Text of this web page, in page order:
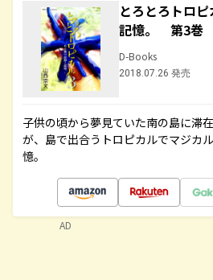
とろとろトロ
記憶。 第3巻
D-Books
2018.07.26 発売
子供の頃から夢見ていた南の島に滞
が、島で出合うトロピカルでマジカ
憶。
AD